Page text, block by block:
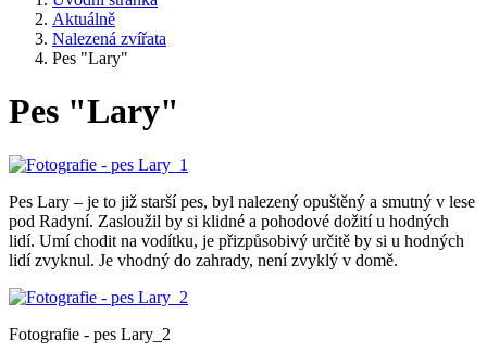
Aktuálně
Nalezená zvířata
Pes "Lary"
Pes "Lary"
Pes Lary – je to již starší pes, byl nalezený opuštěný a smutný v lese
pod Radyní. Zasloužil by si klidné a pohodové dožití u hodných
lidí. Umí chodit na vodítku, je přizpůsobivý určitě by si u hodných
lidí zvyknul. Je vhodný do zahrady, není zvyklý v domě.
Fotografie - pes Lary_2